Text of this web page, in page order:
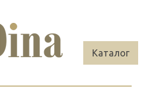
Каталог